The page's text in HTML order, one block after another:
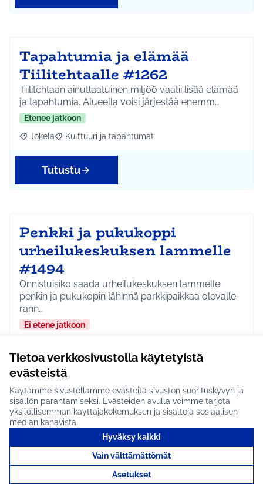
Tietoa verkkosivustolla käytetyistä
evästeistä
Käytämme sivustollamme evästeitä sivuston suorituskyvyn ja
sisällön parantamiseksi. Evästeiden avulla voimme tarjota
yksilöllisemmän käyttäjäkokemuksen ja sisältöjä sosiaalisen
median kanavista.
Hyväksy kaikki
Vain välttämättömät
Asetukset
Tapahtumia ja elämää
Tiilitehtaalle #1262
Tiilitehtaan ainutlaatuinen miljöö vaatii lisää elämää
ja tapahtumia. Alueella voisi järjestää enemm…
Etenee jatkoon
Rajaa tulokset aihepiirin mukaan: Jokela
Jokela Rajaa tulokset teeman mukaan: Kulttuuri ja
Kulttuuri ja tapahtumat
Tutustu
Penkki ja pukukoppi
urheilukeskuksen lammelle
#1494
Onnistuisiko saada urheilukeskuksen lammelle
penkin ja pukukopin lähinnä parkkipaikkaa olevalle
rann…
Ei etene jatkoon
Tutustu
Valot kevyenliikenteen
väylälle #1372
Laitetaan esim. Järvenpääntien tai esim.
Pellavamäentien valoihin lisävarsi, jolloin saadaan